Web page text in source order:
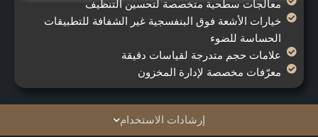
إرشادات الاستخدام
معالجات سطحية متخصصة لتحسين التنظيف
خيارات الأشعة فوق البنفسجية غير الشفافة للتطبيقات
الحساسة للضوء
علامات حجم متدرجة لقياسات دقيقة
معرّفات مخصصة لإدارة المخزون